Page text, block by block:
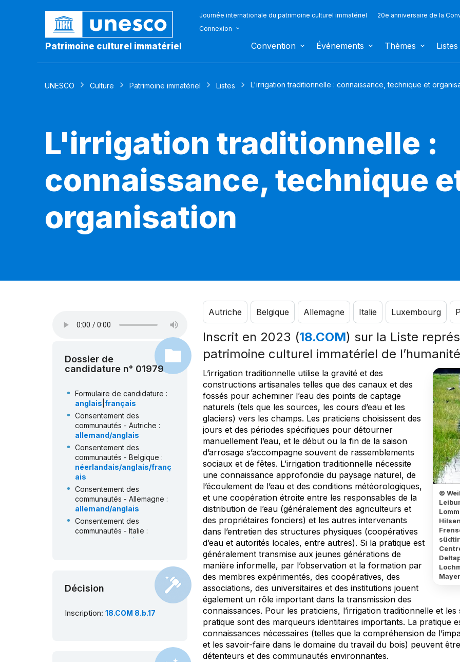
Patrimoine culturel immatériel
Journée internationale du patrimoine culturel immatériel
20e anniversaire de la
Connexion
Convention Événements Thèmes Listes
UNESCO Culture Patrimoine immatériel Listes L'irrigation traditionnelle : connaissance, technique et
L'irrigation traditionnelle :
connaissance, technique
organisation
Dossier de
candidature n° 01979
Formulaire de candidature :
anglais français
Consentement des
communautés - Autriche :
allemand/anglais
Consentement des
communautés - Belgique :
néerlandais/anglais/franç
ais
Consentement des
communautés - Allemagne :
allemand/anglais
Consentement des
communautés - Italie :
allemand/anglais
luxembourgeois/allemand/
anglais
communautés - Pays-Bas :
Décision
Inscription: 18.COM 8.b.17
Autriche Belgique Allemagne Italie Luxembourg
Inscrit en 2023 (18.COM) sur la Liste
patrimoine culturel immatériel de l’humanité
©
L’irrigation traditionnelle utilise la gravité et des
constructions artisanales telles que des canaux et des
fossés pour acheminer l’eau des points de captage
naturels (tels que les sources, les cours d’eau et les
glaciers) vers les champs. Les praticiens choisissent des
jours et des périodes spécifiques pour détourner
manuellement l’eau, et le début ou la fin de la saison
d’arrosage s’accompagne souvent de rassemblements
sociaux et de fêtes. L’irrigation traditionnelle nécessite
une connaissance approfondie du paysage naturel, de
l’écoulement de l’eau et des conditions météorologiques,
et une coopération étroite entre les responsables de la
distribution de l’eau (généralement des agriculteurs et
des propriétaires fonciers) et les autres intervenants
dans l’entretien des structures physiques (coopératives
d’eau et autorités locales, entre autres). Si la pratique est
généralement transmise aux jeunes générations de
manière informelle, par l’observation et la formation par
des membres expérimentés, des coopératives, des
associations, des universitaires et des institutions jouent
également un rôle important dans la transmission des
connaissances. Pour les praticiens, l’irrigation traditionnelle et
pratique sont des marqueurs identitaires importants. La pratique
connaissances nécessaires (telles que la compréhension de
et les savoir-faire dans le domaine du travail du bois) peuvent
détenteurs et des communautés environnantes.